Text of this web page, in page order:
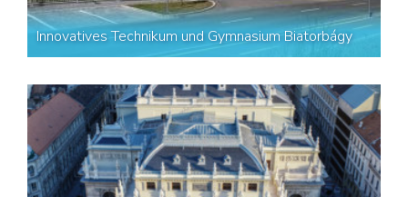
Innovatives Technikum und Gymnasium Biatorbágy